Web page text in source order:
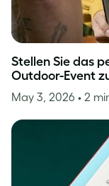
Stellen Sie das
Outdoor-Event
May 3, 2026 • 2